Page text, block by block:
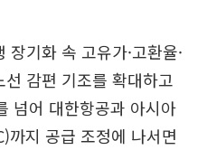
기화 속 고유가·고환율·
감편 기조를 확대하고
넘어 대한항공과 아시아
까지 공급 조정에 나서면